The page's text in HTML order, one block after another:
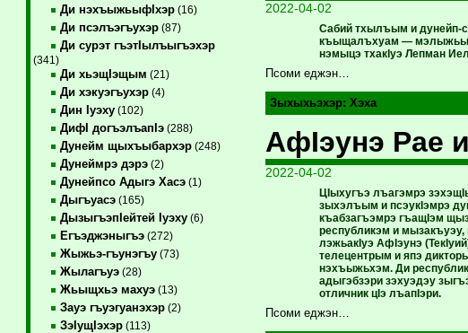
Ди нэхъыжьыфIхэр(16)
Ди псэлъэгъухэр(87)
Ди сурэт гъэтIылъыгъэхэр
(341)
Ди хьэщIэщым (21)
Ди хэкуэгъухэр(4)
Дин Iуэху(102)
ДифI догъэлъапIэ(288)
Дунейм щыхъыбархэр(248)
Дунеймрэ дэрэ(2)
Дунейпсо Адыгэ Хасэ(1)
Дыгъуасэ(165)
ДызыгъэпIейтей Iуэху(6)
Егъэджэныгъэ(272)
Жыжьэ-гъунэгъу(73)
Жылагъуэ(28)
Жьыщхьэ махуэ(13)
Зауэ гъуэгуанэхэр(2)
ЗэIущIэхэр(113)
2022-04-02
Сабий тхылъым и дунейп-
къыщалъхуам —
нэмыцэ тхакIуэ Лепман
Псоми еджэн…
Зыхыхьэхэр: Хэха
АфIэунэ Рае
2022-04-02
ЦIыхугъэ лъагэмрэ
зыхэлъым и псэукIэмрэ
къабзагъэмрэ гъащIэм
республикэм и
лэжьакIуэ АфIэунэ
телецентрым и япэ
нэхъыжьхэм. Ди
адыгэбзэри зэхуэдэу
отличник цIэ лъапIэри.
Псоми еджэн…